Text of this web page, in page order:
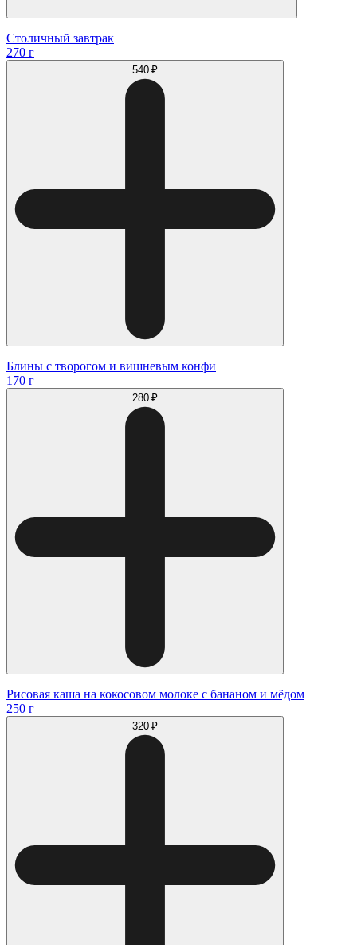
Столичный завтрак
270 г
540 ₽
Блины с творогом и вишневым конфи
170 г
280 ₽
Рисовая каша на кокосовом молоке с бананом и мёдом
250 г
320 ₽